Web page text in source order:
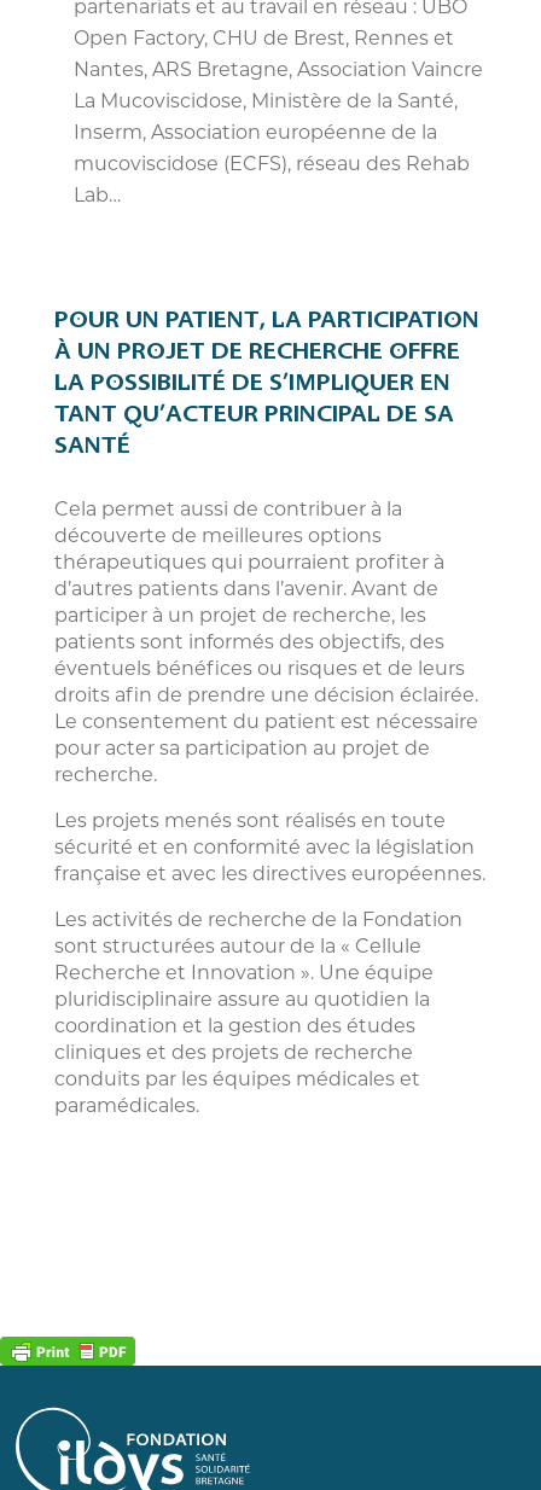
partenariats et au travail en réseau : UBO
Open Factory, CHU de Brest, Rennes et
Nantes, ARS Bretagne, Association Vaincre
La Mucoviscidose, Ministère de la Santé,
Inserm, Association européenne de la
mucoviscidose (ECFS), réseau des Rehab
Lab…
POUR UN PATIENT, LA PARTICIPATION
À UN PROJET DE RECHERCHE OFFRE
LA POSSIBILITÉ DE S’IMPLIQUER EN
TANT QU’ACTEUR PRINCIPAL DE SA
SANTÉ
Cela permet aussi de contribuer à la
découverte de meilleures options
thérapeutiques qui pourraient profiter à
d’autres patients dans l’avenir. Avant de
participer à un projet de recherche, les
patients sont informés des objectifs, des
éventuels bénéfices ou risques et de leurs
droits afin de prendre une décision éclairée.
Le consentement du patient est nécessaire
pour acter sa participation au projet de
recherche.
Les projets menés sont réalisés en toute
sécurité et en conformité avec la législation
française et avec les directives européennes.
Les activités de recherche de la Fondation
sont structurées autour de la « Cellule
Recherche et Innovation ». Une équipe
pluridisciplinaire assure au quotidien la
coordination et la gestion des études
cliniques et des projets de recherche
conduits par les équipes médicales et
paramédicales.